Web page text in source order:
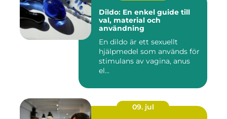
Dildo: En enkel guide till
val, material och
användning
En dildo är ett sexuellt
hjälpmedel som används för
stimulans av vagina, anus
el...
09. jul